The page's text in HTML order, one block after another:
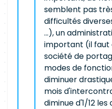
semblent pas
difficultés
...), un
important (il faut
société de
modes de
diminuer
mois
diminue d'1/12 les